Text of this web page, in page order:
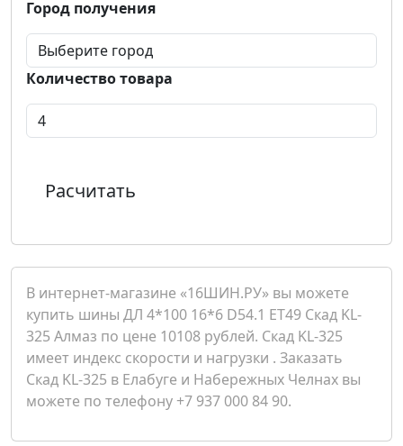
Город получения
Количество товара
Расчитать
В интернет-магазине «16ШИН.РУ» вы можете
купить шины ДЛ 4*100 16*6 D54.1 ET49 Скад KL-
325 Алмаз по цене 10108 рублей. Скад KL-325
имеет индекс скорости и нагрузки . Заказать
Скад KL-325 в Елабуге и Набережных Челнах вы
можете по телефону +7 937 000 84 90.